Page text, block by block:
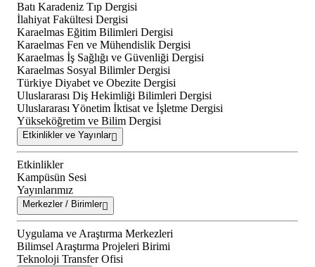
Batı Karadeniz Tıp Dergisi
İlahiyat Fakültesi Dergisi
Karaelmas Eğitim Bilimleri Dergisi
Karaelmas Fen ve Mühendislik Dergisi
Karaelmas İş Sağlığı ve Güvenliği Dergisi
Karaelmas Sosyal Bilimler Dergisi
Türkiye Diyabet ve Obezite Dergisi
Uluslararası Diş Hekimliği Bilimleri Dergisi
Uluslararası Yönetim İktisat ve İşletme Dergisi
Yükseköğretim ve Bilim Dergisi
Etkinlikler ve Yayınlar
Etkinlikler
Kampüsün Sesi
Yayınlarımız
Merkezler / Birimler
Uygulama ve Araştırma Merkezleri
Bilimsel Araştırma Projeleri Birimi
Teknoloji Transfer Ofisi